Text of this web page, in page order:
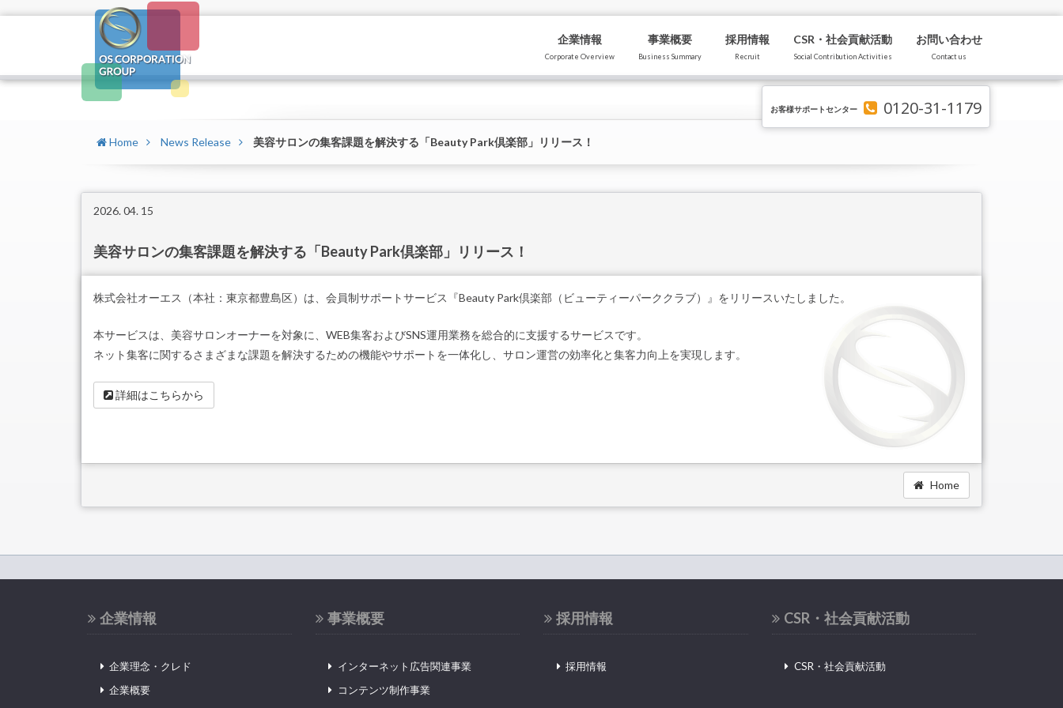
企業情報
Corporate Overview
事業概要
Business Summary
採用情報
Recruit
CSR・社会貢献活動
Social Contribution Activities
お問い合わせ
Contact us
お客様サポートセンター 0120-31-1179
Home News Release 美容サロンの集客課題を解決する「Beauty Park倶楽部」リリース！
2026. 04. 15
美容サロンの集客課題を解決する「Beauty Park倶楽部」リリース！
株式会社オーエス（本社：東京都豊島区）は、会員制サポートサービス『Beauty Park倶楽部（ビューティーパーククラブ）』をリリースいたしました。
本サービスは、美容サロンオーナーを対象に、WEB集客およびSNS運用業務を総合的に支援するサービスです。
ネット集客に関するさまざまな課題を解決するための機能やサポートを一体化し、サロン運営の効率化と集客力向上を実現します。
詳細はこちらから
Home
企業情報
企業理念・クレド
企業概要
事業概要
インターネット広告関連事業
コンテンツ制作事業
採用情報
採用情報
CSR・社会貢献活動
CSR・社会貢献活動